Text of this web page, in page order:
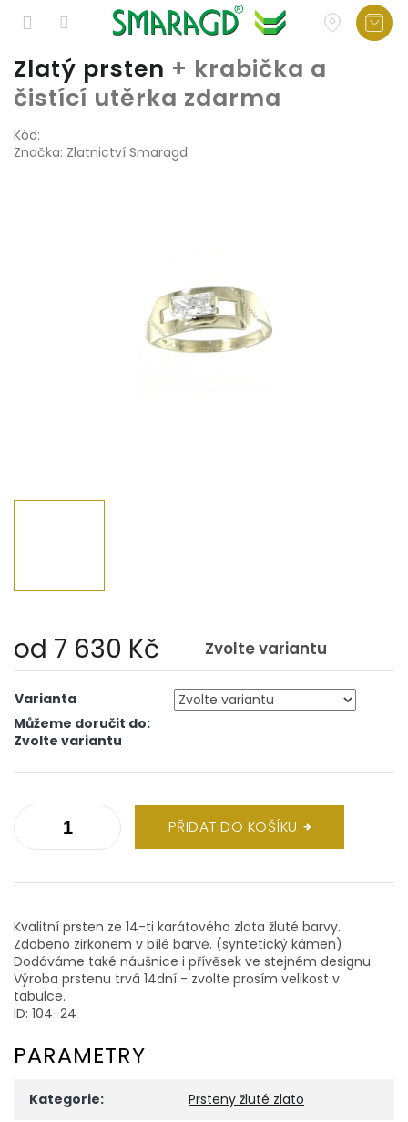
Přejít
na
obsah
Zlatý prsten + krabička a
čistící utěrka zdarma
Kód:
Značka: Zlatnictví Smaragd
od 7 630 Kč Zvolte variantu
cena:
Varianta
Můžeme doručit do:
Zvolte variantu
PŘIDAT DO KOŠÍKU
Kvalitní prsten ze 14-ti karátového zlata žluté barvy.
Zdobeno zirkonem v bílé barvě. (syntetický kámen)
Dodáváme také náušnice i přívěsek ve stejném designu.
Výroba prstenu trvá 14dní - zvolte prosím velikost v
tabulce.
ID: 104-24
PARAMETRY
Kategorie: Prsteny žluté zlato